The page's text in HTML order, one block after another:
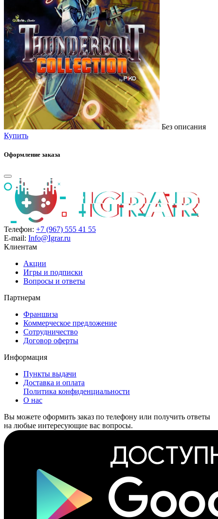
Без описания
Купить
Оформление заказа
Телефон: +7 (967) 555 41 55
E-mail: Info@Igrar.ru
Клиентам
Акции
Игры и подписки
Вопросы и ответы
Партнерам
Франшиза
Коммерческое предложение
Сотрудничество
Договор оферты
Информация
Пункты выдачи
Доставка и оплата
Политика конфиденциальности
О нас
Вы можете оформить заказ по телефону или получить ответы
на любые интересующие вас вопросы.